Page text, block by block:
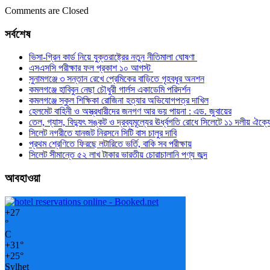
Comments are Closed
সর্বশেষ
ভিসা-গ্রিন কার্ড নিয়ে যুক্তরাষ্ট্রের নতুন নীতিমালা ঘোষণা
এসএসসি পরীক্ষার ফল প্রকাশ ১০ আগস্ট
সুনামগঞ্জে ৩ সন্তান রেখে প্রেমিকের বাড়িতে গৃহবধূর অনশন
কমলগঞ্জে হাবিবুন নেছা চৌধুরী গার্লস একাডেমি পরিদর্শন
কমলগঞ্জে স্কুল শিক্ষিকা রোজিনা হত্যার অভিযোগপত্র দাখিল
হেলমেট বাহিনী ও অস্ত্রধারীদের জনগণ আর ভয় পায়না : এড. জুবায়ের
তেল, গ্যাস, বিদ্যুৎ সঙ্কট ও দ্রব্যমূল্যের ঊর্ধ্বগতি রোধে সিলেটে ১১ দলীয়
সিলেট নগরীতে যানজট নিরসনে সিটি বাস চালুর দাবি
প্রথম শ্রেণিতে ফিরছে লটারিতে ভর্তি, বাকি সব পরীক্ষায়
সিলেট সীমান্তে ৫২ লাখ টাকার ভারতীয় চোরাচালানি পণ্য জব্দ
আবহাওয়া
+27
°
C
+31°
+25°
Sylhet